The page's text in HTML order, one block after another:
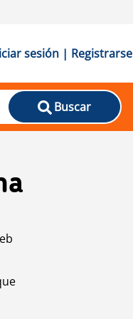
sesión | Registrarse
Buscar